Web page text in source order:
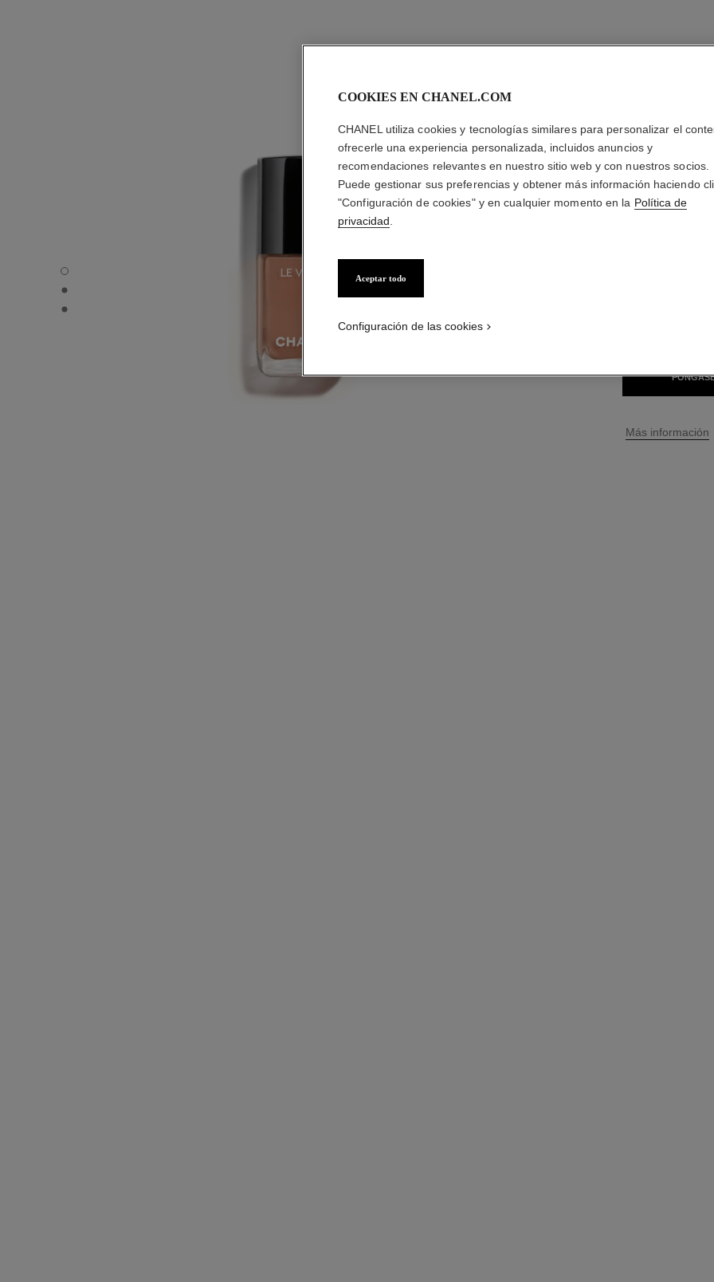
LE VERNIS - Vista por defecto
LE VERNIS - Vista alternativa 1
LE VERNIS - Vista de la textura básica
Esmalte de Uñas
Más información
Ref. 159953
↩
Más información
COOKIES EN CHANEL.COM
CHANEL utiliza cookies y tecnologías similares para personalizar el
ofrecerle una experiencia personalizada, incluidos anuncios y
recomendaciones relevantes en nuestro sitio web y con nuestros socios.
Puede gestionar sus preferencias y obtener más información haciendo
"Configuración de cookies" y en cualquier momento en la Política de
privacidad
Aceptar todo
Configuración de las cookies